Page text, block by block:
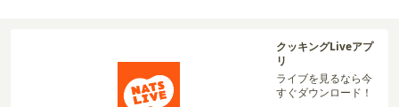
クッキングLiveアプ
リ
ライブを見るなら今
すぐダウンロード！